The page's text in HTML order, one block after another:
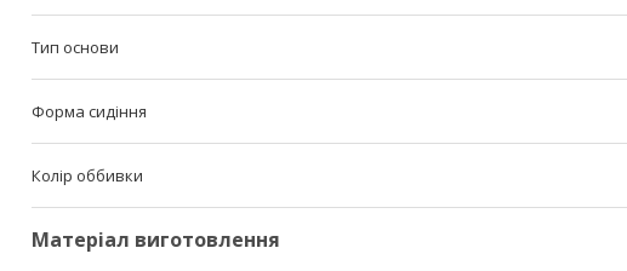
Тип основи
Форма сидіння
Колір оббивки
Матеріал виготовлення